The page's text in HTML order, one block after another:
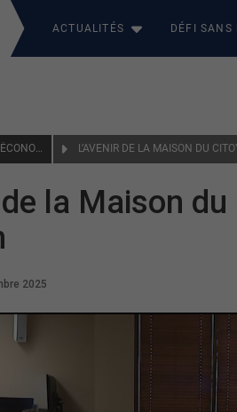
ACTUALITÉS DÉFI SANS
POLITIQUE ET ÉCONOMIE L’AVENIR DE LA MAISON DU
de la Maison
2025